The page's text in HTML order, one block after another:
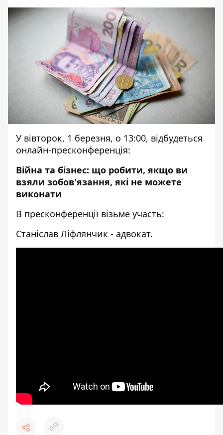
У вівторок, 1 березня, о 13:00, відбудеться
онлайн-пресконференція:
Війна та бізнес: що робити, якщо ви
взяли зобов'язання, які не можете
виконати
В пресконференції візьме участь:
Станіслав Ліфлянчик - адвокат.